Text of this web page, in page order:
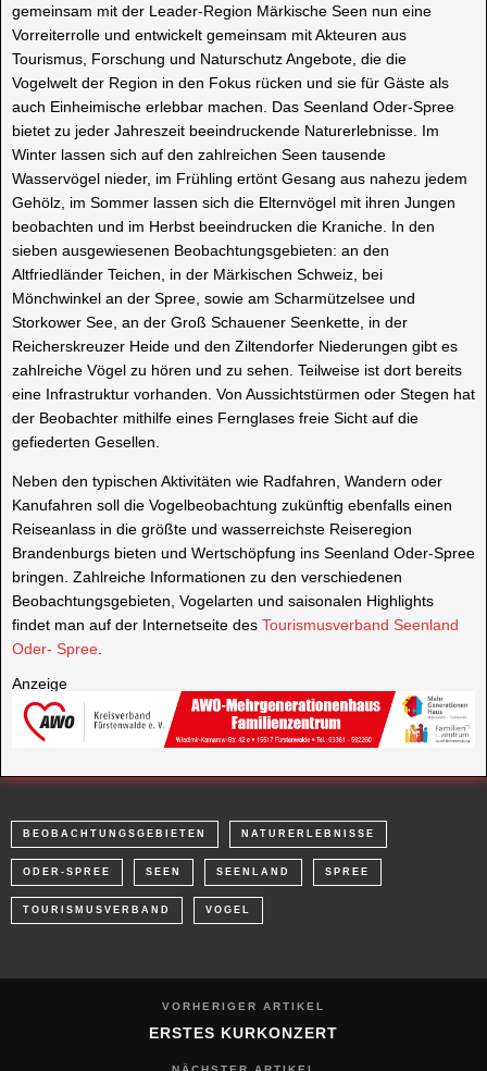
gemeinsam mit der Leader-Region Märkische Seen nun eine
Vorreiterrolle und entwickelt gemeinsam mit Akteuren aus
Tourismus, Forschung und Naturschutz Angebote, die die
Vogelwelt der Region in den Fokus rücken und sie für Gäste als
auch Einheimische erlebbar machen. Das Seenland Oder-Spree
bietet zu jeder Jahreszeit beeindruckende Naturerlebnisse. Im
Winter lassen sich auf den zahlreichen Seen tausende
Wasservögel nieder, im Frühling ertönt Gesang aus nahezu jedem
Gehölz, im Sommer lassen sich die Elternvögel mit ihren Jungen
beobachten und im Herbst beeindrucken die Kraniche. In den
sieben ausgewiesenen Beobachtungsgebieten: an den
Altfriedländer Teichen, in der Märkischen Schweiz, bei
Mönchwinkel an der Spree, sowie am Scharmützelsee und
Storkower See, an der Groß Schauener Seenkette, in der
Reicherskreuzer Heide und den Ziltendorfer Niederungen gibt es
zahlreiche Vögel zu hören und zu sehen. Teilweise ist dort bereits
eine Infrastruktur vorhanden. Von Aussichtstürmen oder Stegen hat
der Beobachter mithilfe eines Fernglases freie Sicht auf die
gefiederten Gesellen.
Neben den typischen Aktivitäten wie Radfahren, Wandern oder
Kanufahren soll die Vogelbeobachtung zukünftig ebenfalls einen
Reiseanlass in die größte und wasserreichste Reiseregion
Brandenburgs bieten und Wertschöpfung ins Seenland Oder-Spree
bringen. Zahlreiche Informationen zu den verschiedenen
Beobachtungsgebieten, Vogelarten und saisonalen Highlights
findet man auf der Internetseite des Tourismusverband Seenland
Oder- Spree
Anzeige
BEOBACHTUNGSGEBIETEN NATURERLEBNISSE
ODER-SPREE SEEN SEENLAND SPREE
TOURISMUSVERBAND VOGEL
VORHERIGER ARTIKEL
ERSTES KURKONZERT